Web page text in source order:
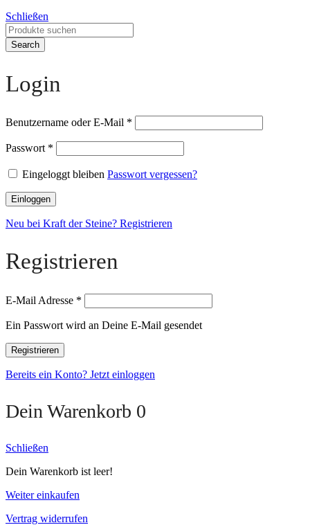
Schließen
Search
Login
Benutzername oder E-Mail *
Passwort *
Eingeloggt bleiben Passwort vergessen?
Einloggen
Neu bei Kraft der Steine? Registrieren
Registrieren
E-Mail Adresse *
Ein Passwort wird an Deine E-Mail gesendet
Registrieren
Bereits ein Konto? Jetzt einloggen
Dein Warenkorb 0
Schließen
Dein Warenkorb ist leer!
Weiter einkaufen
Vertrag widerrufen